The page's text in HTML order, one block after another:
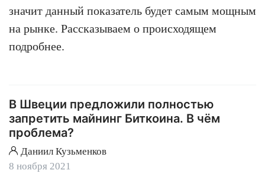
значит данный показатель будет самым мощным
на рынке. Рассказываем о происходящем
подробнее.
В Швеции предложили полностью
запретить майнинг Биткоина. В чём
проблема?
Даниил Кузьменков
8 ноября 2021